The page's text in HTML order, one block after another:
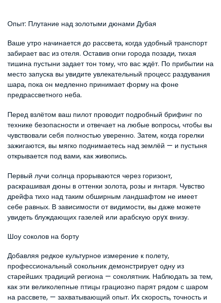
Опыт: Плутание над золотыми дюнами Дубая
Ваше утро начинается до рассвета, когда удобный транспорт
забирает вас из отеля. Оставив огни города позади, тихая
тишина пустыни задает тон тому, что вас ждёт. По прибытии на
место запуска вы увидите увлекательный процесс раздувания
шара, пока он медленно принимает форму на фоне
предрассветного неба.
Перед взлётом ваш пилот проводит подробный брифинг по
технике безопасности и отвечает на любые вопросы, чтобы вы
чувствовали себя полностью уверенно. Затем, когда горелки
зажигаются, вы мягко поднимаетесь над землёй — и пустыня
открывается под вами, как живопись.
Первый лучи солнца прорываются через горизонт,
раскрашивая дюны в оттенки золота, розы и янтаря. Чувство
дрейфа тихо над таким обширным ландшафтом не имеет
себе равных. В зависимости от видимости, вы даже можете
увидеть блуждающих газелей или арабскую орyx внизу.
Шоу соколов на борту
Добавляя редкое культурное измерение к полету,
профессиональный сокольник демонстрирует одну из
старейших традиций региона — соколятник. Наблюдать за тем,
как эти великолепные птицы грациозно парят рядом с шаром
на рассвете, — захватывающий опыт. Их скорость, точность и